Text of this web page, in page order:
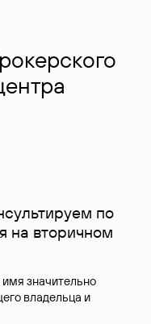
по
на вторичном
значительно
владельца и